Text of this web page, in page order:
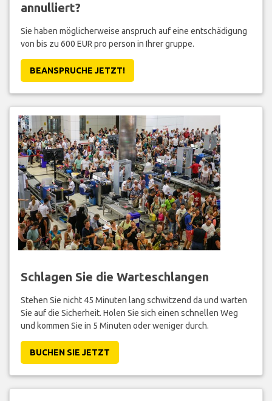
annulliert?
Sie haben möglicherweise anspruch auf eine entschädigung
von bis zu 600 EUR pro person in Ihrer gruppe.
BEANSPRUCHE JETZT!
Schlagen Sie die Warteschlangen
Stehen Sie nicht 45 Minuten lang schwitzend da und warten
Sie auf die Sicherheit. Holen Sie sich einen schnellen Weg
und kommen Sie in 5 Minuten oder weniger durch.
BUCHEN SIE JETZT